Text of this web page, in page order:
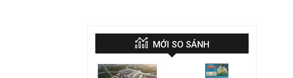
MỚI SO SÁNH